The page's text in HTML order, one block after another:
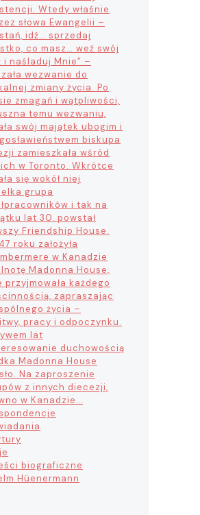
Wtedy właśnie
słowa Ewangelii –
idź… sprzedaj
co masz… weź swój
i naśladuj Mnie” –
wezwanie do
zmiany życia. Po
zmagań i wątpliwości,
temu wezwaniu,
swój majątek ubogim i
biskupa
zamieszkała wśród
w Toronto. Wkrótce
się wokół niej
grupa
i tak na
lat 30. powstał
Friendship House.
roku założyła
w Kanadzie
Madonna House,
przyjmowała każdego
zapraszając
życia –
pracy i odpoczynku.
lat
duchowością
Madonna House
Na zaproszenie
z innych diecezji,
w Kanadzie…
biograficzne
Hüenermann